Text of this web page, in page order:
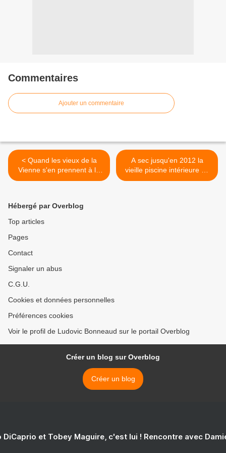
Commentaires
Ajouter un commentaire
< Quand les vieux de la
Vienne s'en prennent à la
droite régionale
A sec jusqu'en 2012 la
vieille piscine intérieure de
la Ganterie! >
Hébergé par Overblog
Top articles
Pages
Contact
Signaler un abus
C.G.U.
Cookies et données personnelles
Préférences cookies
Voir le profil de Ludovic Bonneaud sur le portail Overblog
Créer un blog sur Overblog
Créer un blog
DiCaprio et Tobey Maguire, c'est lui ! Rencontre avec